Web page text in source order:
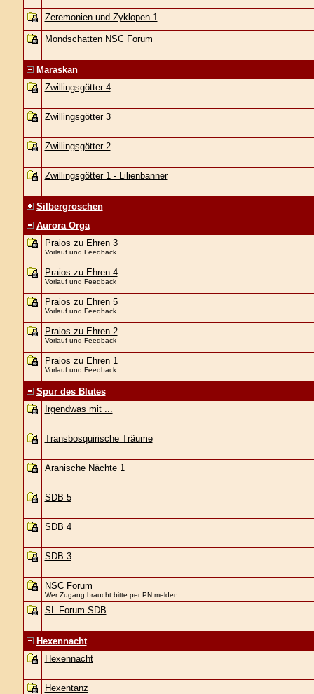
Zeremonien und Zyklopen 1
Mondschatten NSC Forum
Maraskan
Zwillingsgötter 4
Zwillingsgötter 3
Zwillingsgötter 2
Zwillingsgötter 1 - Lilienbanner
Silbergroschen
Aurora Orga
Praios zu Ehren 3
Vorlauf und Feedback
Praios zu Ehren 4
Vorlauf und Feedback
Praios zu Ehren 5
Vorlauf und Feedback
Praios zu Ehren 2
Vorlauf und Feedback
Praios zu Ehren 1
Vorlauf und Feedback
Spur des Blutes
Irgendwas mit ...
Transbosquirische Träume
Aranische Nächte 1
SDB 5
SDB 4
SDB 3
NSC Forum
Wer Zugang braucht bitte per PN melden
SL Forum SDB
Hexennacht
Hexennacht
Hexentanz